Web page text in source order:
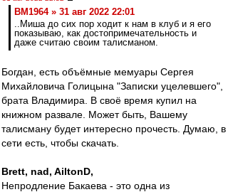
BM1964 » 31 авг 2022 22:01
..Миша до сих пор ходит к нам в клуб и я его
показываю, как достопримечательность и
даже считаю своим талисманом.
Богдан, есть объёмные мемуары Сергея
Михайловича Голицына "Записки уцелевшего",
брата Владимира. В своё время купил на
книжном развале. Может быть, Вашему
талисману будет интересно прочесть. Думаю, в
сети есть, чтобы скачать.
Brett, nad, AiltonD,
Непродление Бакаева - это одна из